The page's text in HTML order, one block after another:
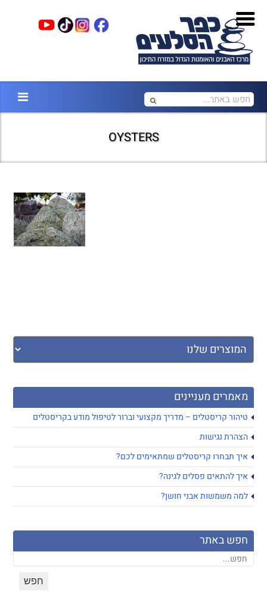
OYSTERS
מאמרים מעניינים
טיהור קריסטלים – מדריך מקצועי וברור לטיפול מודע בקריסטלים
הצהרת נגישות
איך תבחרו קריסטלים שמתאימים לכם?
איך להתאים פסלים לגינה?
למה משמשות אבני חושן?
חפש באתר